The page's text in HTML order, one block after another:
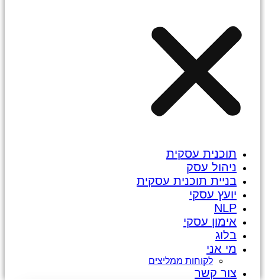
תוכנית עסקית
ניהול עסק
בניית תוכנית עסקית
יועץ עסקי
NLP
אימון עסקי
בלוג
מי אני
לקוחות ממליצים
צור קשר